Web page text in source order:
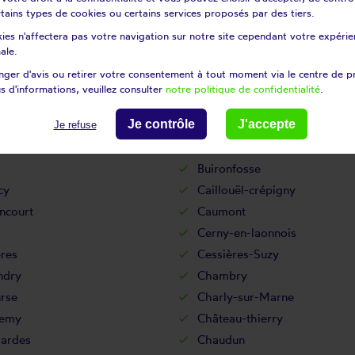
Bouffignereux
sous-coucy Bourguignon-sous-
le-grand
laonnois Braye-en-thiérache
Bruyères-et-montbérault
Buironfosse
Caillouël-crépigny
Caumont
Cerny-en-laonnois
Cessières-Suzy
Chambry
Charly-sur-Marne
Château-thierry
Chaudun
types de cookies ou certains services proposés par des tiers.
n'affectera pas votre navigation sur notre site cependant votre
d'avis ou retirer votre consentement à tout moment via le centre de
d'informations, veuillez consulter notre politique de confidentialité
Je refuse Je contrôle J'accepte